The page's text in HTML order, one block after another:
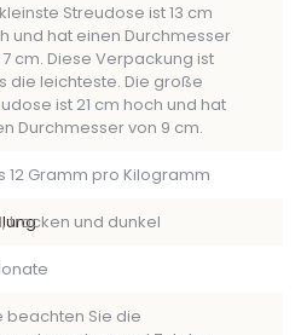
Streudose ist 13 cm
und hat einen Durchmesser
cm. Diese Verpackung ist
die leichteste. Die große
ist 21 cm hoch und hat
Durchmesser von 9 cm.
12 Gramm pro Kilogramm
trocken und dunkel
beachten Sie die